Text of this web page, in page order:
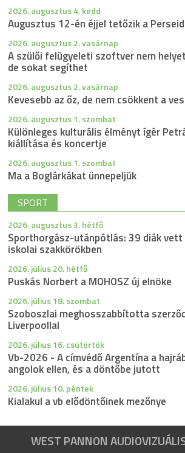
2026. augusztus 4. kedd
Augusztus 12-én éjjel tetőzik a
2026. augusztus 2. vasárnap
A szülői felügyeleti szoftver nem
de sokat segíthet
2026. augusztus 2. vasárnap
Kevesebb az őz, de nem csökkent a
2026. augusztus 1. szombat
Különleges kulturális élményt ígér
kiállítása és koncertje
2026. augusztus 1. szombat
Ma a Boglárkákat ünnepeljük
SPORT
2026. augusztus 3. hétfő
Sporthorgász-utánpótlás: 39 diák vett
iskolai szakkörökben
2026. július 20. hétfő
Puskás Norbert a MOHOSZ új elnöke
2026. július 18. szombat
Szoboszlai meghosszabbította
Liverpoollal
2026. július 16. csütörtök
Vb-2026 - A címvédő Argentína a
angolok ellen, és a döntőbe jutott
2026. július 10. péntek
Kialakul a vb elődöntőinek mezőnye
WEST PANNON